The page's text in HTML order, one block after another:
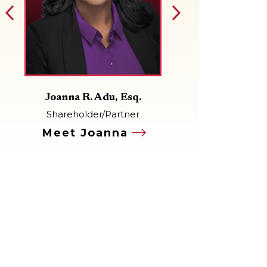
Joanna R. Adu, Esq.
Shareholder/Partner
Meet Joanna